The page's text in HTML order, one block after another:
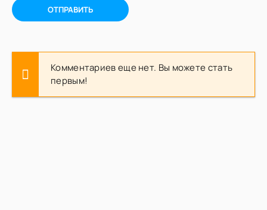
ОТПРАВИТЬ
Комментариев еще нет. Вы можете стать
первым!